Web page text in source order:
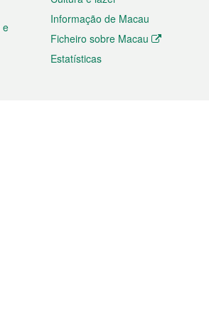
e
Informação de Macau
Ficheiro sobre Macau
Estatísticas